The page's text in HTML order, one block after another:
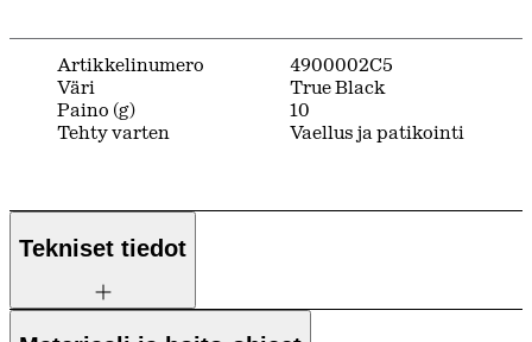
Artikkelinumero
4900002C5
Väri
True Black
Paino (g)
10
Tehty varten
Vaellus ja patikointi
Tekniset tiedot